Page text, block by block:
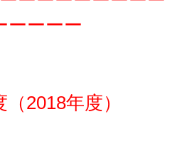
ーーーー
2018年度）